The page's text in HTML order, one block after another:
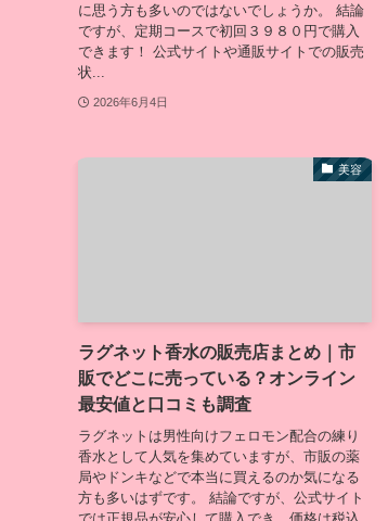
に思う方も多いのではないでしょうか。 結論
ですが、定期コースで初回３９８０円で購入
できます！ 公式サイトや通販サイトでの販売
状...
2026年6月4日
美容
ラグネット香水の販売店まとめ｜市
販でどこに売っている？オンライン
最安値と口コミも調査
ラグネットは男性向けフェロモン配合の練り
香水として人気を集めていますが、市販の薬
局やドンキなどで本当に買えるのか気になる
方も多いはずです。 結論ですが、公式サイト